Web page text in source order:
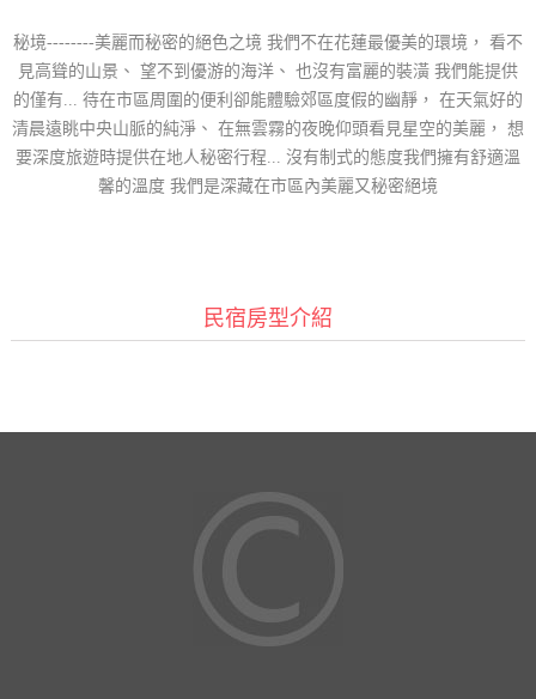
秘境--------美麗而秘密的絕色之境 我們不在花蓮最優美的環境， 看不
見高聳的山景、 望不到優游的海洋、 也沒有富麗的裝潢 我們能提供
的僅有... 待在市區周圍的便利卻能體驗郊區度假的幽靜， 在天氣好的
清晨遠眺中央山脈的純淨、 在無雲霧的夜晚仰頭看見星空的美麗， 想
要深度旅遊時提供在地人秘密行程... 沒有制式的態度我們擁有舒適溫
馨的溫度 我們是深藏在市區內美麗又秘密絕境
民宿房型介紹